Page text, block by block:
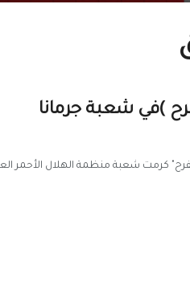
)في شعبة جرمانا
شعبة منظمة الهلال الأحمر العربي السوري